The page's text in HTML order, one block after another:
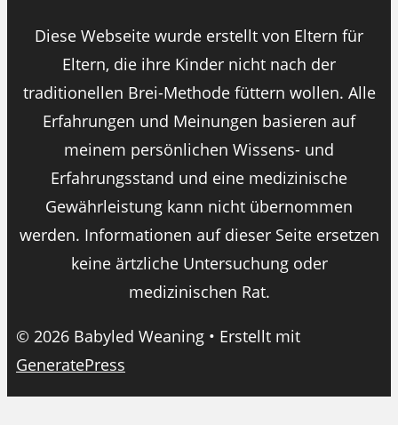
Diese Webseite wurde erstellt von Eltern für
Eltern, die ihre Kinder nicht nach der
traditionellen Brei-Methode füttern wollen. Alle
Erfahrungen und Meinungen basieren auf
meinem persönlichen Wissens- und
Erfahrungsstand und eine medizinische
Gewährleistung kann nicht übernommen
werden. Informationen auf dieser Seite ersetzen
keine ärtzliche Untersuchung oder
medizinischen Rat.
© 2026 Babyled Weaning • Erstellt mit
GeneratePress